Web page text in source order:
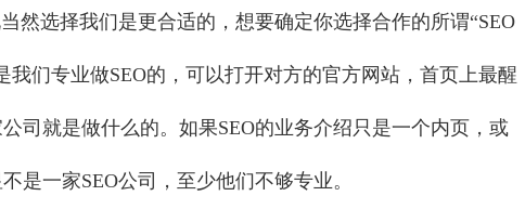
然选择我们是更合适的，想要确定你选择合作的所谓“SEO
们专业做SEO的，可以打开对方的官方网站，首页上最醒
司就是做什么的。如果SEO的业务介绍只是一个内页，或
是一家SEO公司，至少他们不够专业。